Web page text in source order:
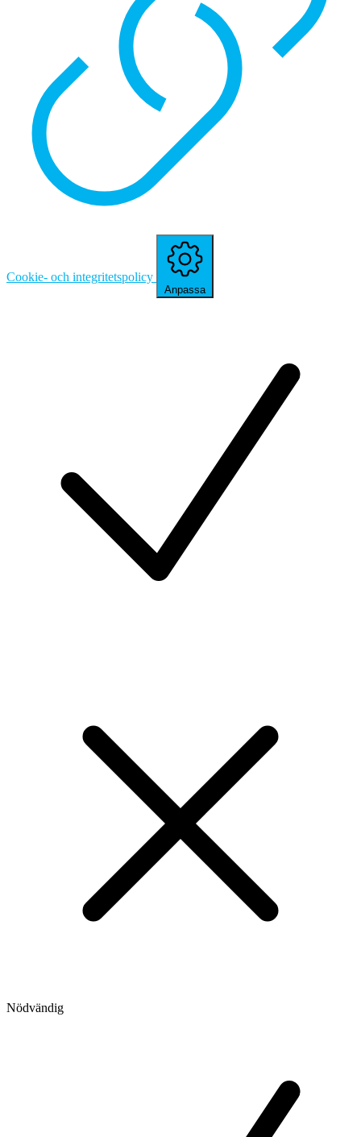
Cookie- och integritetspolicy
Anpassa
Nödvändig